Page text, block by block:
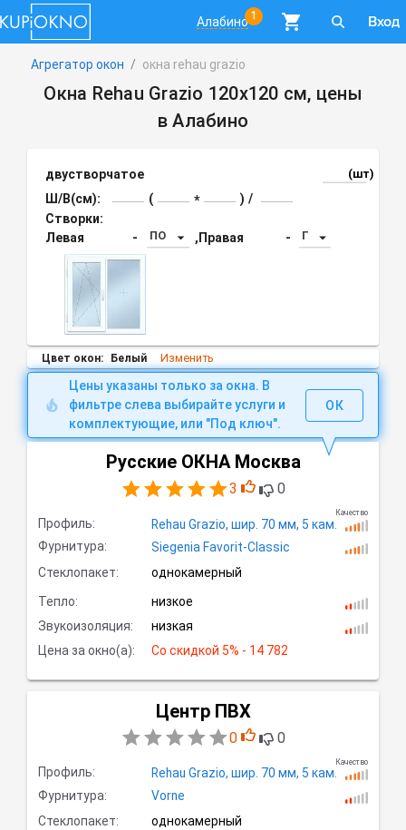
Алабино 1 Вход
Агрегатор окон / окна rehau grazio
Окна Rehau Grazio 120х120 см, цены
в Алабино
двустворчатое (шт)
Ш/В(см): ( * ) /
Створки:
Левая
- ПО , Правая - Г
Цвет окон: Белый Изменить
Цены указаны только за окна. В
фильтре слева выбирайте услуги и
комплектующие, или "Под ключ".
ОК
Русские ОКНА Москва
3 0
Качество
Профиль: Rehau Grazio, шир. 70 мм, 5 кам.
Фурнитура:
Siegenia Favorit-Classic
Стеклопакет:
однокамерный
Тепло:
низкое
Звукоизоляция:
низкая
Цена за окно(а):
Со скидкой 5% - 14 782
Центр ПВХ
0 0
Качество
Профиль: Rehau Grazio, шир. 70 мм, 5 кам.
Фурнитура:
Vorne
Стеклопакет:
однокамерный